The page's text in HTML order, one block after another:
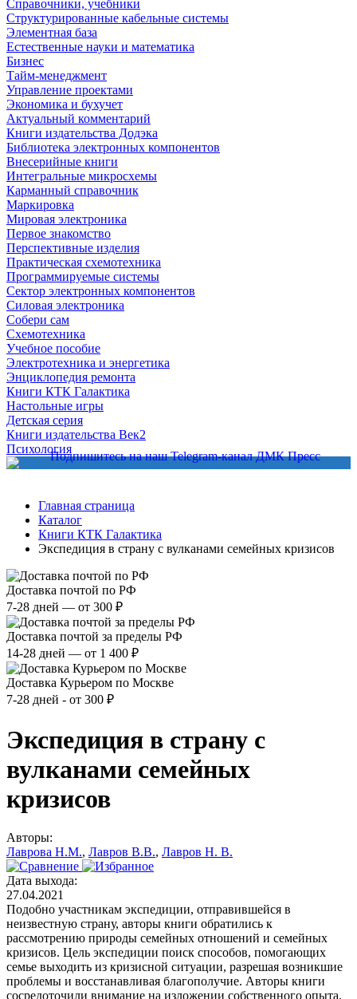
Справочники, учебники
Структурированные кабельные системы
Элементная база
Естественные науки и математика
Бизнес
Тайм-менеджмент
Управление проектами
Экономика и бухучет
Актуальный комментарий
Книги издательства Додэка
Библиотека электронных компонентов
Внесерийные книги
Интегральные микросхемы
Карманный справочник
Маркировка
Мировая электроника
Первое знакомство
Перспективные изделия
Практическая схемотехника
Программируемые системы
Сектор электронных компонентов
Силовая электроника
Собери сам
Схемотехника
Учебное пособие
Электротехника и энергетика
Энциклопедия ремонта
Книги КТК Галактика
Настольные игры
Детская серия
Книги издательства Век2
Психология
Главная страница
Каталог
Книги КТК Галактика
Экспедиция в страну с вулканами семейных кризисов
Доставка почтой по РФ
7-28 дней — от 300 ₽
Доставка почтой за пределы РФ
14-28 дней — от 1 400 ₽
Доставка Курьером по Москве
7-28 дней - от 300 ₽
Экспедиция в страну с
вулканами семейных
кризисов
Авторы:
Лаврова Н.М., Лавров В.В., Лавров Н. В.
Дата выхода:
27.04.2021
Подобно участникам экспедиции, отправившейся в
неизвестную страну, авторы книги обратились к
рассмотрению природы семейных отношений и семейных
кризисов. Цель экспедиции поиск способов, помогающих
семье выходить из кризисной ситуации, разрешая возникшие
проблемы и восстанавливая благополучие. Авторы книги
сосредоточили внимание на изложении собственного опыта,